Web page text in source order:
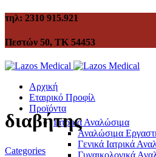
τηλ: 2310 915.921
Πεστών 50, ΤΚ 54453
Αρχική
Εταιρικό Προφίλ
Προϊόντα
Ιατρικά Αναλώσιμα
Αναλώσιμα
Γενικά Ιατρικά
Γυναικολογικά
διαβήτης
Categories